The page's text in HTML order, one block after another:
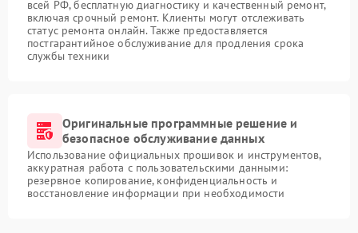
всей РФ, бесплатную диагностику и качественный ремонт,
включая срочный ремонт. Клиенты могут отслеживать
статус ремонта онлайн. Также предоставляется
постгарантийное обслуживание для продления срока
службы техники
Оригинальные программные решение и
безопасное обслуживание данных
Использование официальных прошивок и инструментов,
аккуратная работа с пользовательскими данными:
резервное копирование, конфиденциальность и
восстановление информации при необходимости